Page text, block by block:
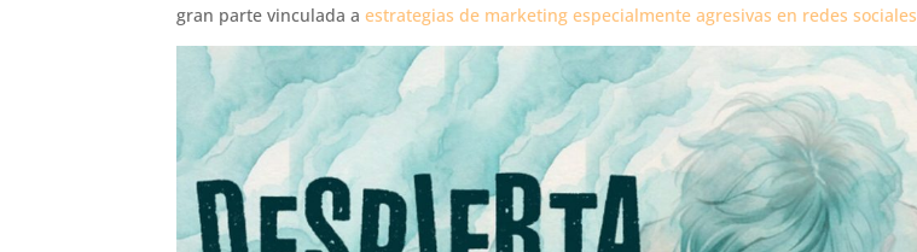
gran parte vinculada aestrategias de marketing especialmente agresivas en redes sociales